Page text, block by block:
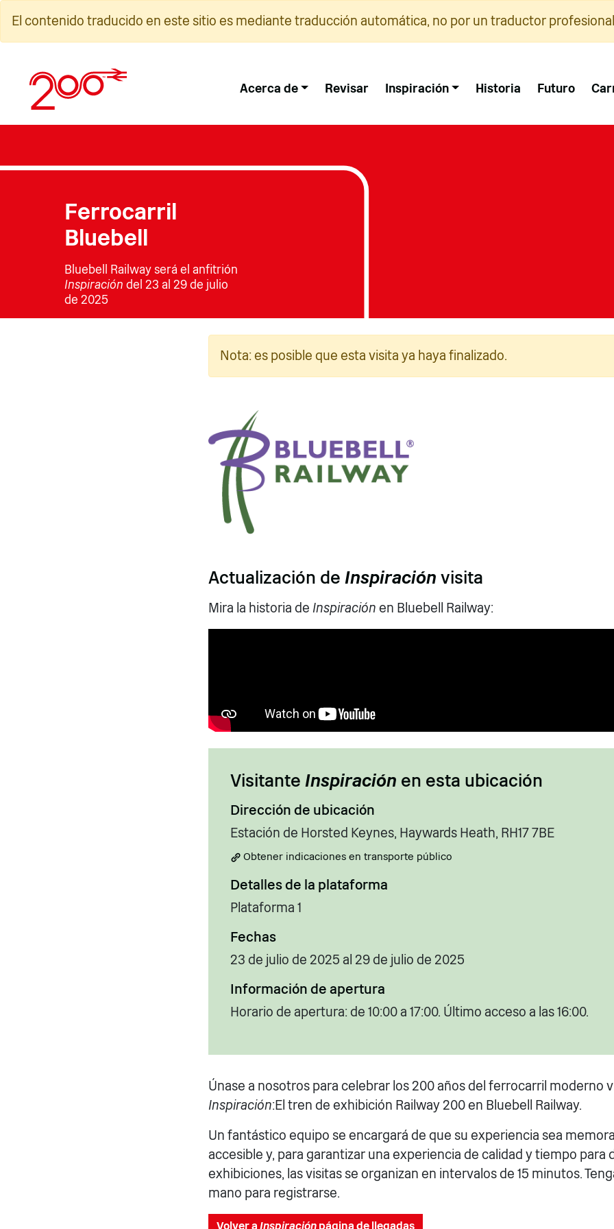
contenido
El contenido traducido en este sitio es mediante traducción automática, no por un traductor
Acerca de Revisar Inspiración Historia Futuro
Fotografía: Jack Boskett/Railway200
Ferrocarril
Bluebell
Bluebell Railway será el anfitrión
Inspiración del 23 al 29 de julio
de 2025
Nota: es posible que esta visita ya haya finalizado.
Actualización de Inspiración visita
Mira la historia de Inspiración en Bluebell Railway:
Visitante Inspiración en esta ubicación
Dirección de ubicación
Estación de Horsted Keynes, Haywards Heath, RH17 7BE
Obtener indicaciones en transporte público
Detalles de la plataforma
Plataforma 1
Fechas
23 de julio de 2025 al 29 de julio de 2025
Información de apertura
Horario de apertura: de 10:00 a 17:00. Último acceso a las 16:00.
Únase a nosotros para celebrar los 200 años del ferrocarril moderno
Inspiración:El tren de exhibición Railway 200 en Bluebell Railway.
Un fantástico equipo se encargará de que su experiencia sea
accesible y, para garantizar una experiencia de calidad y tiempo para
exhibiciones, las visitas se organizan en intervalos de 15 minutos.
mano para registrarse.
Volver a Inspiración página de llegadas